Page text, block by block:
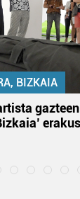
BIZKAIA